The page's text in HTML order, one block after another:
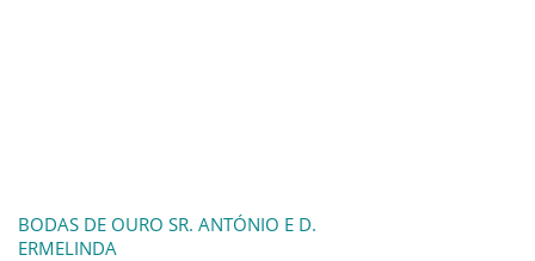
BODAS DE OURO SR. ANTÓNIO E D.
ERMELINDA